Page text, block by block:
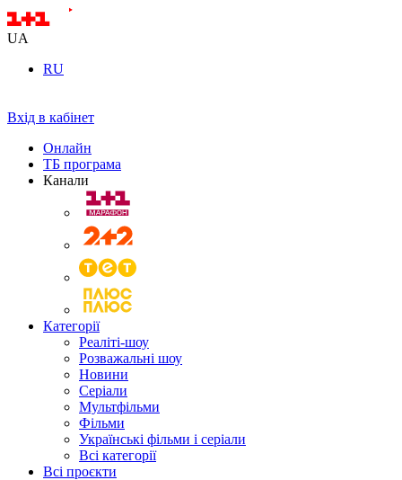
UA
RU
Вхід в кабінет
Онлайн
ТБ програма
Канали
Категорії
Реаліті-шоу
Розважальні шоу
Новини
Серіали
Мультфільми
Фільми
Українські фільми і серіали
Всі категорії
Всі проєкти